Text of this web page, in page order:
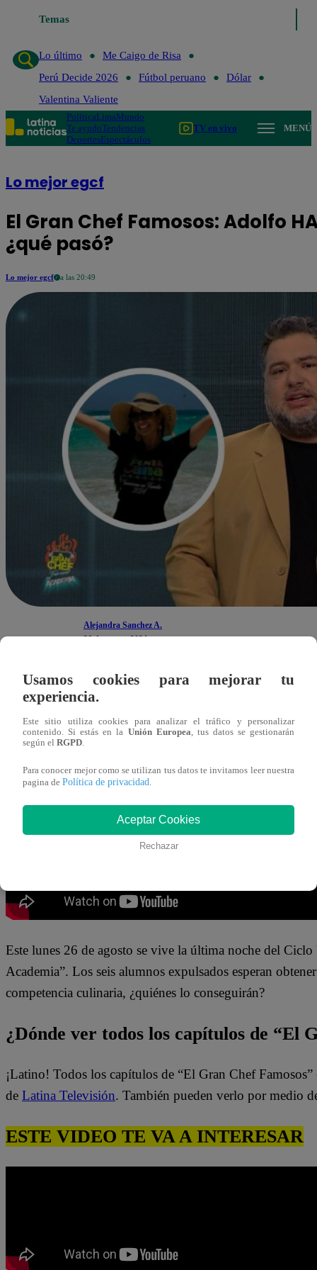
Temas
Lo último
Me Caigo de Risa
Perú Decide 2026
Fútbol peruano
Dólar
Valentina Valiente
PolíticaLimaMundo
Te ayudoTendencias
DeportesEspectáculos
TV en vivo MENÚ
Lo mejor egcf
El Gran Chef Famosos: Adolfo
¿qué pasó?
Lo mejor egcf a las 20:49
Alejandra Sanchez A.
26 de agosto 2024
Adolfo Aguilar no dejó pasar la oportunidad de
Todo empezó porque Adolfo no quería que Israel se
No te copies mis chistes, ¿ya Dreyfus? Porque eres
ante cámaras.
Este lunes 26 de agosto se vive la última noche del
Academia”. Los seis alumnos expulsados esperan
competencia culinaria, ¿quiénes lo conseguirán?
¿Dónde ver todos los capítulos de “El
¡Latino! Todos los capítulos de “El Gran Chef
de Latina Televisión. También pueden verlo por medio
ESTE VIDEO TE VA A INTERESAR
Usamos cookies para mejorar tu
experiencia.
Este sitio utiliza cookies para analizar el tráfico y personalizar
contenido. Si estás en la Unión Europea, tus datos se gestionarán
según el RGPD.
Para conocer mejor como se utilizan tus datos te invitamos leer nuestra
pagina de Política de privacidad.
Aceptar Cookies
Rechazar